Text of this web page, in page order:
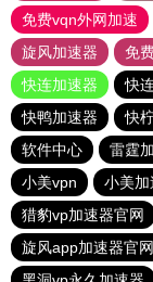
免费vqn外网加速
旋风加速器
免
快连加速器
快
快鸭加速器
快
软件中心
雷霆
小美vpn
小美加
猎豹vp加速器官网
旋风app加速器官